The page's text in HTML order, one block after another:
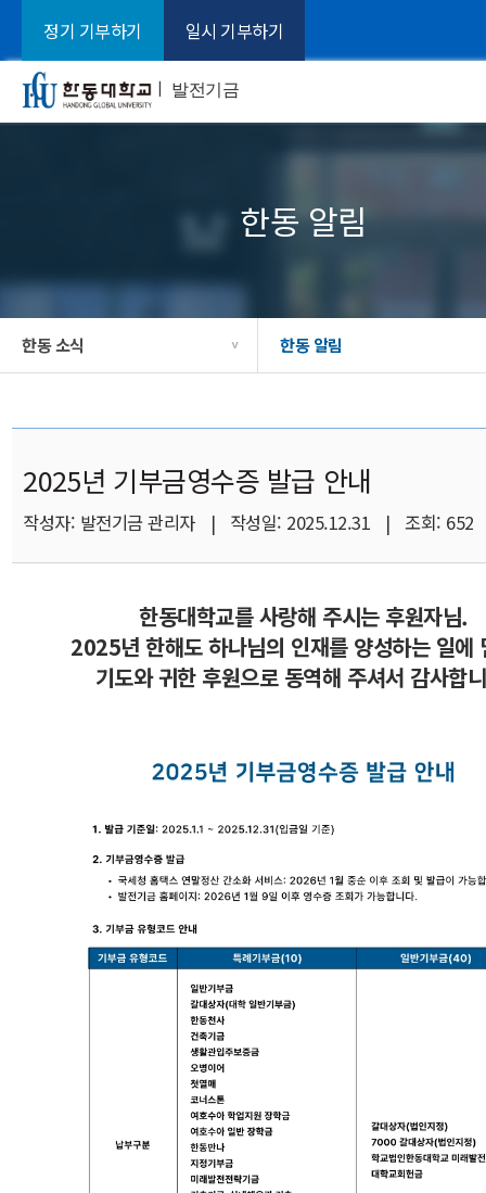
정기 기부하기 일시 기부하기
ㅣ 발전기금
한동 알림
한동 소식 > 한동 알림
2025년 기부금영수증 발급 안내
작성자: 발전기금 관리자 | 작성일: 2025.12.31 | 조회: 652
한동대학교를 사랑해 주시는 후원자님.
2025년 한해도 하나님의 인재를 양성하는 일에
기도와 귀한 후원으로 동역해 주셔서 감사합